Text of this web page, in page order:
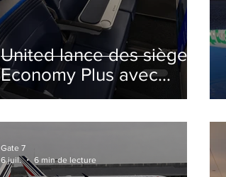
United lance des sièges
Economy Plus avec
siège central neutralisé
Gate 7
6 juil.
6 min de lecture